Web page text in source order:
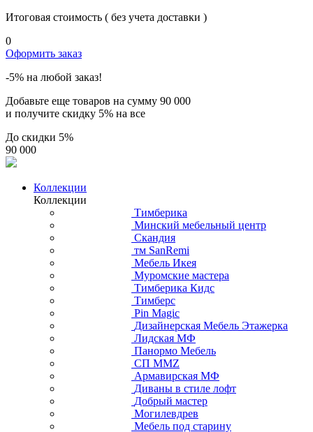
Итоговая стоимость ( без учета доставки )
0
Оформить заказ
-5% на любой заказ!
Добавьте еще товаров на сумму 90 000
и получите скидку 5% на все
До скидки 5%
90 000
Коллекции
Коллекции
Тимберика
Минский мебельный центр
Скандия
тм SanRemi
Мебель Икея
Муромские мастера
Тимберика Кидс
Тимберс
Pin Magic
Дизайнерская Мебель Этажерка
Лидская МФ
Панормо Мебель
СП ММZ
Армавирская МФ
Диваны в стиле лофт
Добрый мастер
Могилевдрев
Мебель под старину